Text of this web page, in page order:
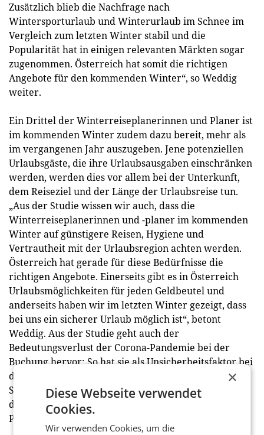
Zusätzlich blieb die Nachfrage nach
Wintersporturlaub und Winterurlaub im Schnee im
Vergleich zum letzten Winter stabil und die
Popularität hat in einigen relevanten Märkten sogar
zugenommen. Österreich hat somit die richtigen
Angebote für den kommenden Winter“, so Weddig
weiter.
Ein Drittel der Winterreiseplanerinnen und Planer ist
im kommenden Winter zudem dazu bereit, mehr als
im vergangenen Jahr auszugeben. Jene potenziellen
Urlaubsgäste, die ihre Urlaubsausgaben einschränken
werden, werden dies vor allem bei der Unterkunft,
dem Reiseziel und der Länge der Urlaubsreise tun.
„Aus der Studie wissen wir auch, dass die
Winterreiseplanerinnen und -planer im kommenden
Winter auf günstigere Reisen, Hygiene und
Vertrautheit mit der Urlaubsregion achten werden.
Österreich hat gerade für diese Bedürfnisse die
richtigen Angebote. Einerseits gibt es in Österreich
Urlaubsmöglichkeiten für jeden Geldbeutel und
anderseits haben wir im letzten Winter gezeigt, dass
bei uns ein sicherer Urlaub möglich ist“, betont
Weddig. Aus der Studie geht auch der
Bedeutungsverlust der Corona-Pandemie bei der
Buchung hervor: So hat sie als Unsicherheitsfaktor bei
der Buchungsentscheidung im Vergleich zur
Sommerpotenzial-studie von vor einem halben Jahr
deutlich abgenommen (von 42 Prozent auf nun 25
Prozent).
×
Diese Webseite verwendet
Cookies.
Wir verwenden Cookies, um die